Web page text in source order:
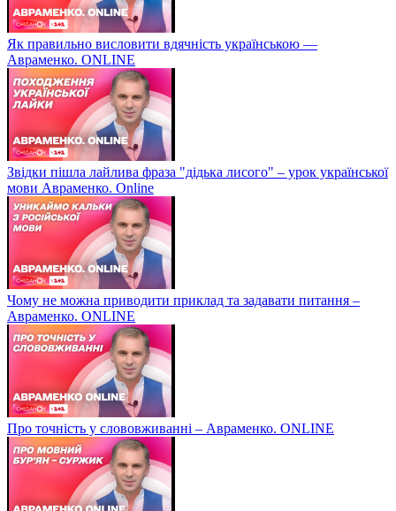
Як правильно висловити вдячність українською —
Авраменко. ONLINE
Звідки пішла лайлива фраза "дідька лисого" – урок української
мови Авраменко. Online
Чому не можна приводити приклад та задавати питання –
Авраменко. ONLINE
Про точність у слововживанні – Авраменко. ONLINE